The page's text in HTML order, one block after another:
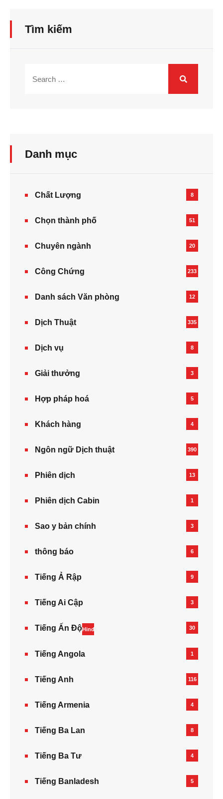
Tìm kiếm
Danh mục
Chất Lượng 8
Chọn thành phố 51
Chuyên ngành 20
Công Chứng 233
Danh sách Văn phòng 12
Dịch Thuật 335
Dịch vụ 8
Giải thưởng 3
Hợp pháp hoá 5
Khách hàng 4
Ngôn ngữ Dịch thuật 390
Phiên dịch 13
Phiên dịch Cabin 1
Sao y bản chính 3
thông báo 6
Tiếng Ả Rập 9
Tiếng Ai Cập 3
Tiếng Ấn ĐộHindi 30
Tiếng Angola 1
Tiếng Anh 116
Tiếng Armenia‎ 4
Tiếng Ba Lan 8
Tiếng Ba Tư 4
Tiếng Banladesh 5